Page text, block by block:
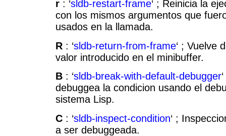
r : ‘sldb-restart-frame‘ ; Reinicia la
con los mismos argumentos que
usados en la llamada.
R : ‘sldb-return-from-frame‘ ; Vuelve
valor introducido en el minibuffer.
B : ‘sldb-break-with-default-debugger
debuggea la condicion usando el
sistema Lisp.
C : ‘sldb-inspect-condition‘ ;
a ser debuggeada.